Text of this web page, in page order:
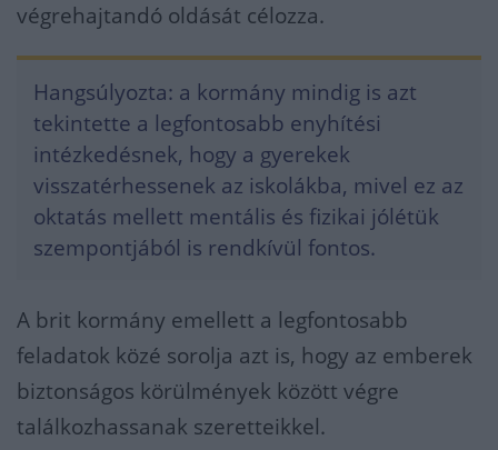
végrehajtandó oldását célozza.
Hangsúlyozta: a kormány mindig is azt
tekintette a legfontosabb enyhítési
intézkedésnek, hogy a gyerekek
visszatérhessenek az iskolákba, mivel ez az
oktatás mellett mentális és fizikai jólétük
szempontjából is rendkívül fontos.
A brit kormány emellett a legfontosabb
feladatok közé sorolja azt is, hogy az emberek
biztonságos körülmények között végre
találkozhassanak szeretteikkel.